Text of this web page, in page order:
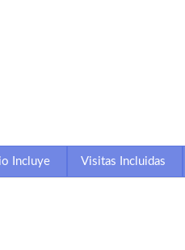
Incluye Visitas Incluidas